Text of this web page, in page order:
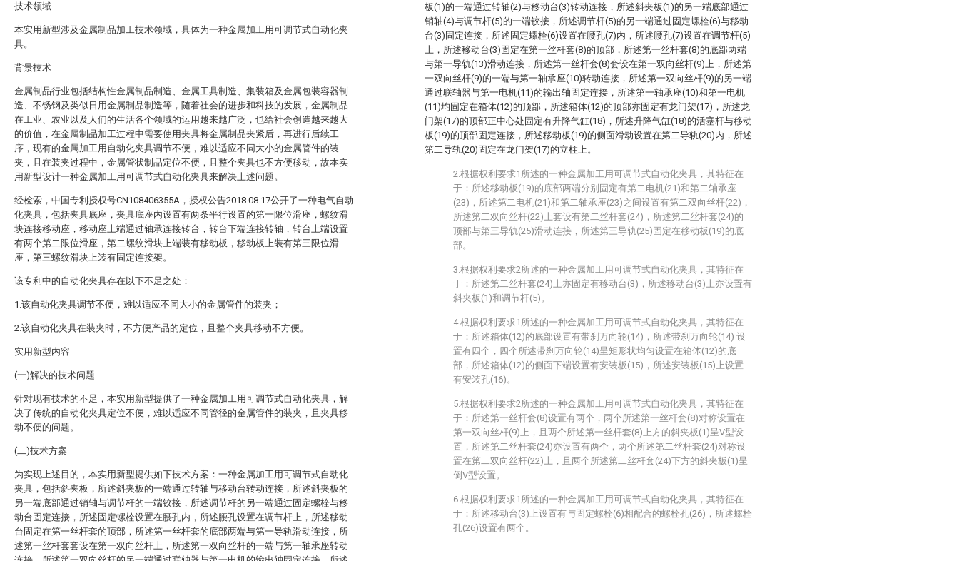
技术领域
本实用新型涉及金属制品加工技术领域，具体为一种金属加工用可调节式自动化夹
具。
背景技术
金属制品行业包括结构性金属制品制造、金属工具制造、集装箱及金属包装容器制
造、不锈钢及类似日用金属制品制造等，随着社会的进步和科技的发展，金属制品
在工业、农业以及人们的生活各个领域的运用越来越广泛，也给社会创造越来越大
的价值，在金属制品加工过程中需要使用夹具将金属制品夹紧后，再进行后续工
序，现有的金属加工用自动化夹具调节不便，难以适应不同大小的金属管件的装
夹，且在装夹过程中，金属管状制品定位不便，且整个夹具也不方便移动，故本实
用新型设计一种金属加工用可调节式自动化夹具来解决上述问题。
经检索，中国专利授权号CN108406355A，授权公告2018.08.17公开了一种电气自动
化夹具，包括夹具底座，夹具底座内设置有两条平行设置的第一限位滑座，螺纹滑
块连接移动座，移动座上端通过轴承连接转台，转台下端连接转轴，转台上端设置
有两个第二限位滑座，第二螺纹滑块上端装有移动板，移动板上装有第三限位滑
座，第三螺纹滑块上装有固定连接架。
该专利中的自动化夹具存在以下不足之处：
1.该自动化夹具调节不便，难以适应不同大小的金属管件的装夹；
2.该自动化夹具在装夹时，不方便产品的定位，且整个夹具移动不方便。
实用新型内容
(一)解决的技术问题
针对现有技术的不足，本实用新型提供了一种金属加工用可调节式自动化夹具，解
决了传统的自动化夹具定位不便，难以适应不同管径的金属管件的装夹，且夹具移
动不便的问题。
(二)技术方案
为实现上述目的，本实用新型提供如下技术方案：一种金属加工用可调节式自动化
夹具，包括斜夹板，所述斜夹板的一端通过转轴与移动台转动连接，所述斜夹板的
另一端底部通过销轴与调节杆的一端铰接，所述调节杆的另一端通过固定螺栓与移
动台固定连接，所述固定螺栓设置在腰孔内，所述腰孔设置在调节杆上，所述移动
台固定在第一丝杆套的顶部，所述第一丝杆套的底部两端与第一导轨滑动连接，所
述第一丝杆套套设在第一双向丝杆上，所述第一双向丝杆的一端与第一轴承座转动
板(1)的一端通过转轴(2)与移动台(3)转动连接，所述斜夹板(1)的另一端底部通过
销轴(4)与调节杆(5)的一端铰接，所述调节杆(5)的另一端通过固定螺栓(6)与移动
台(3)固定连接，所述固定螺栓(6)设置在腰孔(7)内，所述腰孔(7)设置在调节杆(5)
上，所述移动台(3)固定在第一丝杆套(8)的顶部，所述第一丝杆套(8)的底部两端
与第一导轨(13)滑动连接，所述第一丝杆套(8)套设在第一双向丝杆(9)上，所述第
一双向丝杆(9)的一端与第一轴承座(10)转动连接，所述第一双向丝杆(9)的另一端
通过联轴器与第一电机(11)的输出轴固定连接，所述第一轴承座(10)和第一电机
(11)均固定在箱体(12)的顶部，所述箱体(12)的顶部亦固定有龙门架(17)，所述龙
门架(17)的顶部正中心处固定有升降气缸(18)，所述升降气缸(18)的活塞杆与移动
板(19)的顶部固定连接，所述移动板(19)的侧面滑动设置在第二导轨(20)内，所述
第二导轨(20)固定在龙门架(17)的立柱上。
2.根据权利要求1所述的一种金属加工用可调节式自动化夹具，其特征在
于：所述移动板(19)的底部两端分别固定有第二电机(21)和第二轴承座
(23)，所述第二电机(21)和第二轴承座(23)之间设置有第二双向丝杆(22)，
所述第二双向丝杆(22)上套设有第二丝杆套(24)，所述第二丝杆套(24)的
顶部与第三导轨(25)滑动连接，所述第三导轨(25)固定在移动板(19)的底
部。
3.根据权利要求2所述的一种金属加工用可调节式自动化夹具，其特征在
于：所述第二丝杆套(24)上亦固定有移动台(3)，所述移动台(3)上亦设置有
斜夹板(1)和调节杆(5)。
4.根据权利要求1所述的一种金属加工用可调节式自动化夹具，其特征在
于：所述箱体(12)的底部设置有带刹万向轮(14)，所述带刹万向轮(14) 设
置有四个，四个所述带刹万向轮(14)呈矩形状均匀设置在箱体(12)的底
部，所述箱体(12)的侧面下端设置有安装板(15)，所述安装板(15)上设置
有安装孔(16)。
5.根据权利要求2所述的一种金属加工用可调节式自动化夹具，其特征在
于：所述第一丝杆套(8)设置有两个，两个所述第一丝杆套(8)对称设置在
第一双向丝杆(9)上，且两个所述第一丝杆套(8)上方的斜夹板(1)呈V型设
置，所述第二丝杆套(24)亦设置有两个，两个所述第二丝杆套(24)对称设
置在第二双向丝杆(22)上，且两个所述第二丝杆套(24)下方的斜夹板(1)呈
倒V型设置。
6.根据权利要求1所述的一种金属加工用可调节式自动化夹具，其特征在
于：所述移动台(3)上设置有与固定螺栓(6)相配合的螺栓孔(26)，所述螺栓
孔(26)设置有两个。